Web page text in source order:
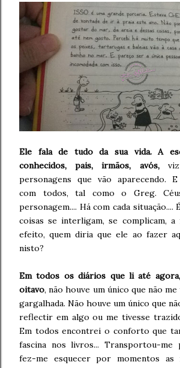
Ele fala de tudo da sua vida. A
conhecidos, pais, irmãos, avós,
personagens que vão aparecendo. E
com todos, tal como o Greg.
personagem.... Há com cada situação....
coisas se interligam, se complicam, a
efeito, quem diria que ele ao fazer
nisto?
Em todos os diários que li até
oitavo, não houve um único que não
gargalhada. Não houve um único que
reflectir em algo ou me tivesse
Em todos encontrei o conforto que
fascina nos livros... Transportou-
fez-me esquecer por momentos as